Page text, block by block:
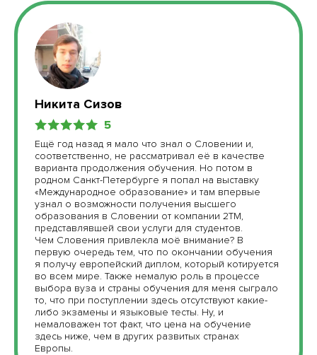
Никита Сизов
5
Ещё год назад я мало что знал о Словении и,
соответственно, не рассматривал её в качестве
варианта продолжения обучения. Но потом в
родном Санкт-Петербурге я попал на выставку
«Международное образование» и там впервые
узнал о возможности получения высшего
образования в Словении от компании 2TM,
представлявшей свои услуги для студентов.
Чем Словения привлекла моё внимание? В
первую очередь тем, что по окончании обучения
я получу европейский диплом, который котируется
во всем мире. Также немалую роль в процессе
выбора вуза и страны обучения для меня сыграло
то, что при поступлении здесь отсутствуют какие-
либо экзамены и языковые тесты. Ну, и
немаловажен тот факт, что цена на обучение
здесь ниже, чем в других развитых странах
Европы.